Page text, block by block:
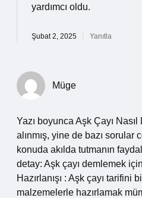
yardımcı oldu.
Şubat 2, 2025 Yanıtla
Müge
Yazı boyunca Aşk Çayı
alınmış, yine de bazı sorular
konuda akılda tutmanın
detay: Aşk çayı demlemek
Hazırlanışı : Aşk çayı tarifini
malzemelerle hazırlamak